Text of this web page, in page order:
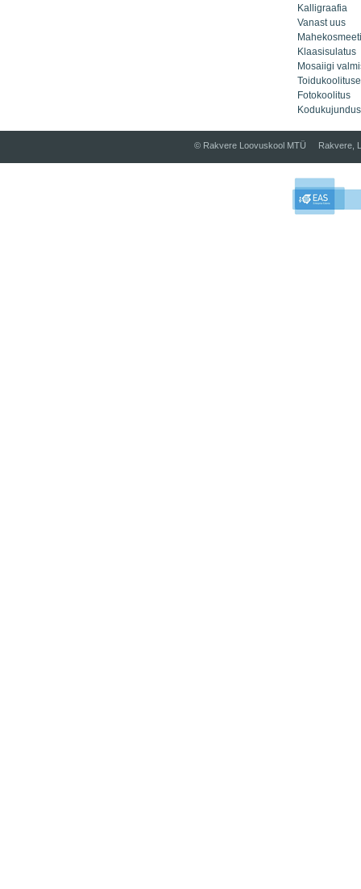
Kalligraafia
Vanast uus
Klaasisulatus
Mosaiigi
Fotokoolitus
Kodukujundus
© Rakvere Loovuskool MTÜ Rakvere,